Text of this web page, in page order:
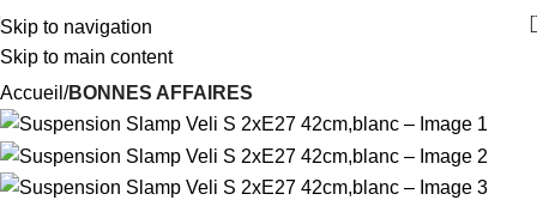
Skip to navigation
Skip to main content
Accueil BONNES AFFAIRES